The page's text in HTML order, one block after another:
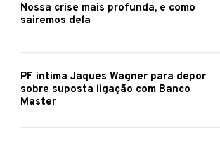
Nossa crise mais profunda, e como
sairemos dela
PF intima Jaques Wagner para depor
sobre suposta ligação com Banco
Master